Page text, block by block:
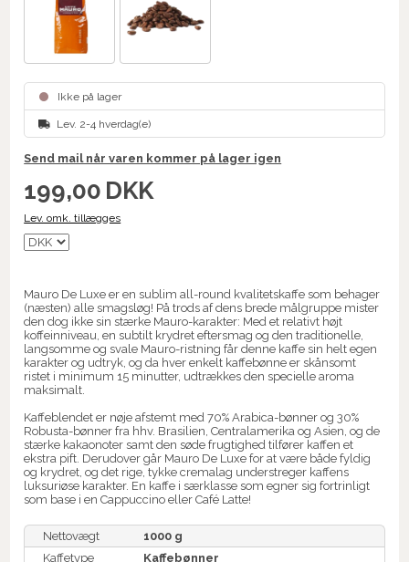
Ikke på lager
Lev. 2-4 hverdag(e)
Send mail når varen kommer på lager igen
199,00 DKK
Lev. omk. tillægges
Mauro De Luxe er en sublim all-round kvalitetskaffe som behager
(næsten) alle smagsløg! På trods af dens brede målgruppe mister
den dog ikke sin stærke Mauro-karakter: Med et relativt højt
koffeinniveau, en subtilt krydret eftersmag og den traditionelle,
langsomme og svale Mauro-ristning får denne kaffe sin helt egen
karakter og udtryk, og da hver enkelt kaffebønne er skånsomt
ristet i minimum 15 minutter, udtrækkes den specielle aroma
maksimalt.
Kaffeblendet er nøje afstemt med 70% Arabica-bønner og 30%
Robusta-bønner fra hhv. Brasilien, Centralamerika og Asien, og de
stærke kakaonoter samt den søde frugtighed tilfører kaffen et
ekstra pift. Derudover går Mauro De Luxe for at være både fyldig
og krydret, og det rige, tykke cremalag understreger kaffens
luksuriøse karakter. En kaffe i særklasse som egner sig fortrinligt
som base i en Cappuccino eller Café Latte!
Nettovægt
1000 g
Kaffetype
Kaffebønner